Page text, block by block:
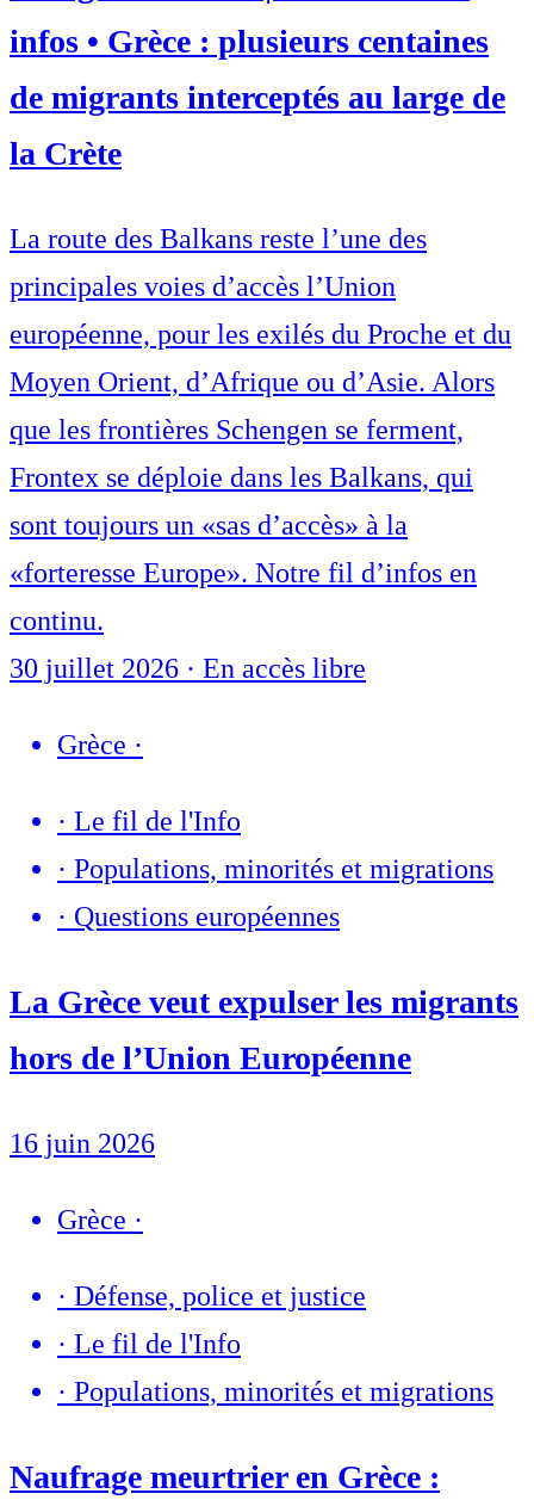
infos • Grèce : plusieurs centaines
de migrants interceptés au large de
la Crète
La route des Balkans reste l’une des
principales voies d’accès l’Union
européenne, pour les exilés du Proche et du
Moyen Orient, d’Afrique ou d’Asie. Alors
que les frontières Schengen se ferment,
Frontex se déploie dans les Balkans, qui
sont toujours un «sas d’accès» à la
«forteresse Europe». Notre fil d’infos en
continu.
30 juillet 2026 · En accès libre
Grèce ·
· Le fil de l'Info
· Populations, minorités et migrations
· Questions européennes
La Grèce veut expulser les migrants
hors de l’Union Européenne
16 juin 2026
Grèce ·
· Défense, police et justice
· Le fil de l'Info
· Populations, minorités et migrations
Naufrage meurtrier en Grèce :